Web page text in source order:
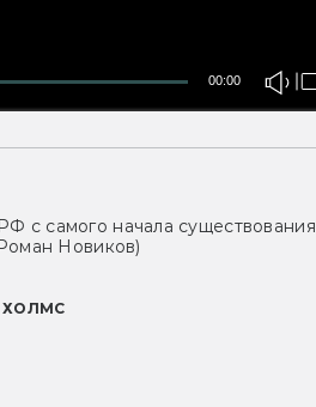
00:00
с самого начала существования
Новиков)
ХОЛМС